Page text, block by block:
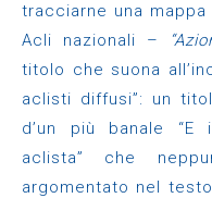
tracciarne una
Acli nazionali –
titolo che suona
aclisti diffusi”: un
d’un più banale
aclista” che
argomentato nel